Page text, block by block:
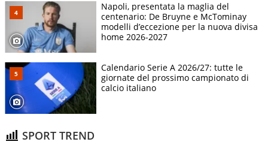
Napoli, presentata la maglia del
centenario: De Bruyne e McTominay
modelli d’eccezione per la nuova divisa
home 2026-2027
Calendario Serie A 2026/27: tutte le
giornate del prossimo campionato di
calcio italiano
SPORT TREND